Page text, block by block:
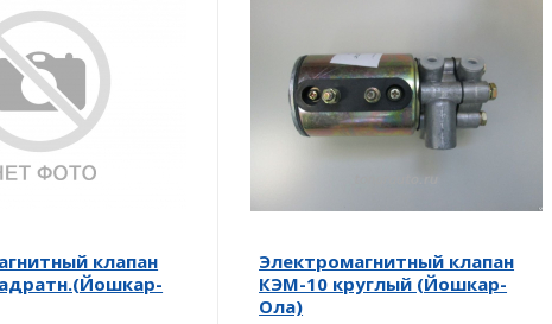
клапан
Электромагнитный клапан
КЭМ-10 круглый (Йошкар-
Ола)